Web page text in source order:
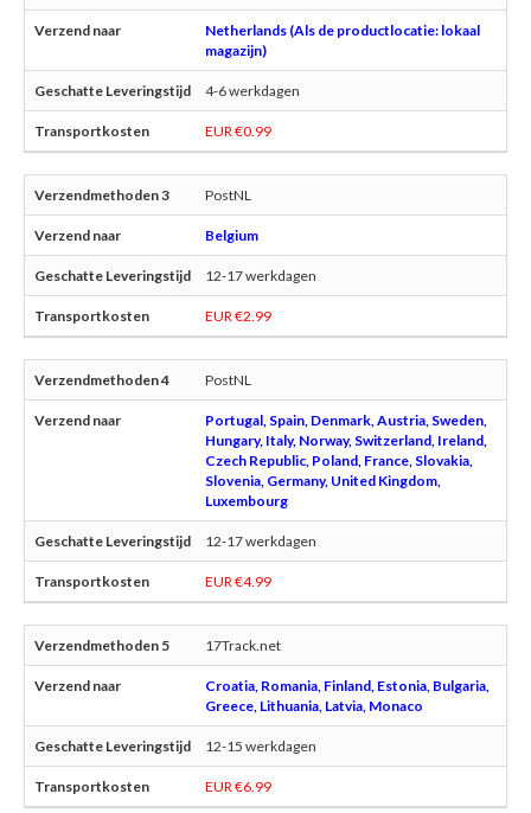
Netherlands (Als de productlocatie: lokaal
magazijn)
4-6 werkdagen
EUR €0.99
PostNL
Belgium
12-17 werkdagen
EUR €2.99
PostNL
Portugal, Spain, Denmark, Austria, Sweden,
Hungary, Italy, Norway, Switzerland, Ireland,
Czech Republic, Poland, France, Slovakia,
Slovenia, Germany, United Kingdom,
Luxembourg
12-17 werkdagen
EUR €4.99
17Track.net
Croatia, Romania, Finland, Estonia, Bulgaria,
Greece, Lithuania, Latvia, Monaco
12-15 werkdagen
EUR €6.99